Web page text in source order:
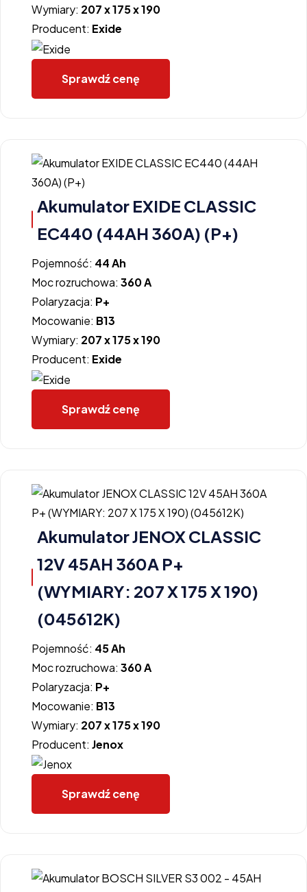
Wymiary: 207 x 175 x 190
Producent: Exide
Sprawdź cenę
Akumulator EXIDE CLASSIC
EC440 (44AH 360A) (P+)
Pojemność: 44 Ah
Moc rozruchowa: 360 A
Polaryzacja: P+
Mocowanie: B13
Wymiary: 207 x 175 x 190
Producent: Exide
Sprawdź cenę
Akumulator JENOX CLASSIC
12V 45AH 360A P+
(WYMIARY: 207 X 175 X 190)
(045612K)
Pojemność: 45 Ah
Moc rozruchowa: 360 A
Polaryzacja: P+
Mocowanie: B13
Wymiary: 207 x 175 x 190
Producent: Jenox
Sprawdź cenę